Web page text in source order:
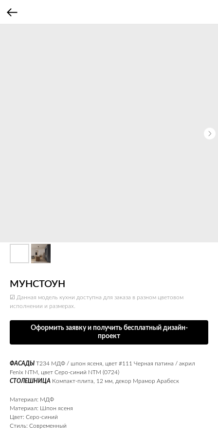
МУНСТОУН
☑ Данная модель кухни доступна для заказа в разном цветовом
исполнении и размерах.
Оформить заявку и получить бесплатный дизайн-
проект
ФАСАДЫ T234 МДФ / шпон ясеня, цвет #111 Черная патина / акрил
Fenix NTM, цвет Серо-синий NTM (0724)
СТОЛЕШНИЦА Компакт-плита, 12 мм, декор Мрамор Арабеск
Материал: МДФ
Материал: Шпон ясеня
Цвет: Серо-синий
Стиль: Современный